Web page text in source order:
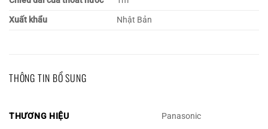
Xuất khẩu
Nhật Bản
THÔNG TIN BỔ SUNG
THƯƠNG HIỆU Panasonic